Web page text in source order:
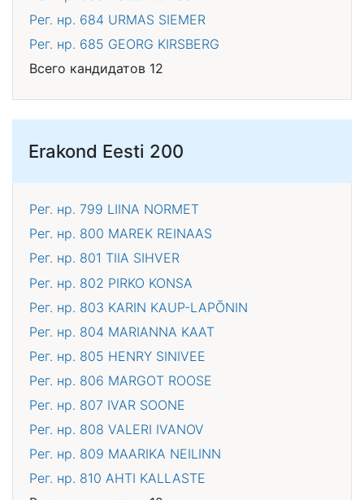
Рег. нр. 684 URMAS SIEMER
Рег. нр. 685 GEORG KIRSBERG
Всего кандидатов 12
Erakond Eesti 200
Рег. нр. 799 LIINA NORMET
Рег. нр. 800 MAREK REINAAS
Рег. нр. 801 TIIA SIHVER
Рег. нр. 802 PIRKO KONSA
Рег. нр. 803 KARIN KAUP-LAPÕNIN
Рег. нр. 804 MARIANNA KAAT
Рег. нр. 805 HENRY SINIVEE
Рег. нр. 806 MARGOT ROOSE
Рег. нр. 807 IVAR SOONE
Рег. нр. 808 VALERI IVANOV
Рег. нр. 809 MAARIKA NEILINN
Рег. нр. 810 AHTI KALLASTE